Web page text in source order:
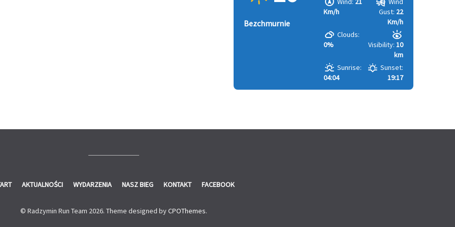
Bezchmurnie
Km/h
Gust: 22
Km/h
Clouds:
0%
Visibility: 10
km
Sunrise:
04:04
Sunset:
19:17
AKTUALNOŚCI WYDARZENIA NASZ BIEG KONTAKT FACEBOOK
© Radzymin Run Team 2026. Theme designed byCPOThemes.